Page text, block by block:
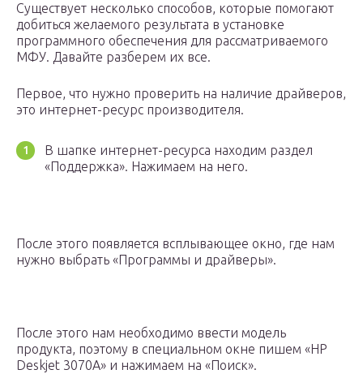
Существует несколько способов, которые помогают
добиться желаемого результата в установке
программного обеспечения для рассматриваемого
МФУ. Давайте разберем их все.
Первое, что нужно проверить на наличие драйверов,
это интернет-ресурс производителя.
В шапке интернет-ресурса находим раздел
«Поддержка». Нажимаем на него.
После этого появляется всплывающее окно, где нам
нужно выбрать «Программы и драйверы».
После этого нам необходимо ввести модель
продукта, поэтому в специальном окне пишем «HP
Deskjet 3070A» и нажимаем на «Поиск».